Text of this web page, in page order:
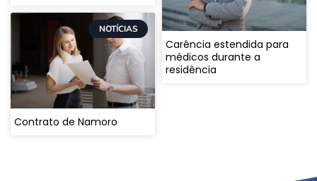
Carência estendida para
médicos durante a
residência
NOTÍCIAS
Contrato de Namoro